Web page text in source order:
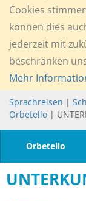
Cookies
können dies
jederzeit mit
beschränken
Mehr
Sprachreisen |
Orbetello |
Orbetello